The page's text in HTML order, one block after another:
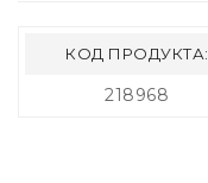
КОД ПРОДУКТА:
218968